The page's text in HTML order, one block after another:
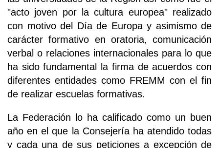
"acto joven por la cultura europea" realizado
con motivo del Día de Europa y asimismo de
carácter formativo en oratoria, comunicación
verbal o relaciones internacionales para lo que
ha sido fundamental la firma de acuerdos con
diferentes entidades como FREMM con el fin
de realizar escuelas formativas.
La Federación lo ha calificado como un buen
año en el que la Consejería ha atendido todas
y cada una de sus peticiones a excepción de